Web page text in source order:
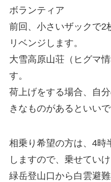
ボランティア
前回、小さいザックで2
リベンジします。
大雪高原山荘（ヒグマ
す。
荷上げをする場合、自
きなものがあるといいで
相乗り希望の方は、4時
しますので、乗せていけ
緑岳登山口から白雲避